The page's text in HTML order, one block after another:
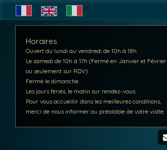
Horaires
Ouvert du lundi au vendredi de 10h à 18h.
Le samedi de 10h à 17h (Fermé en Janvier et Février
ou seulement sur RDV)
Fermé le dimanche.
Les jours fériés, le matin sur rendez-vous.
Pour vous accueillir dans les meilleures conditions,
merci de nous informer au préalable de votre visite.